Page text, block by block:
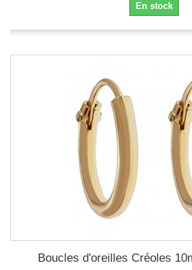
En stock
Boucles d'oreilles Créoles